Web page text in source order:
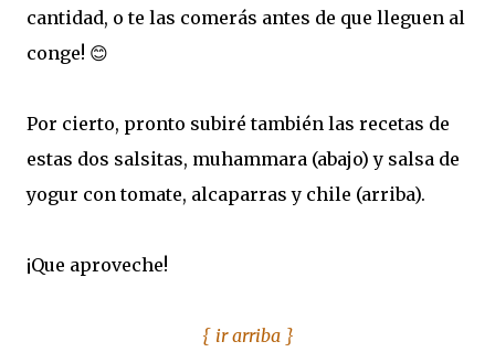
cantidad, o te las comerás antes de que lleguen al
conge! 😊
Por cierto, pronto subiré también las recetas de
estas dos salsitas, muhammara (abajo) y salsa de
yogur con tomate, alcaparras y chile (arriba).
¡Que aproveche!
{ ir arriba }